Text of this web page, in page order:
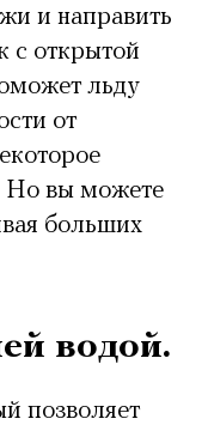
и направить
с открытой
льду
от
Но вы можете
больших
водой.
позволяет